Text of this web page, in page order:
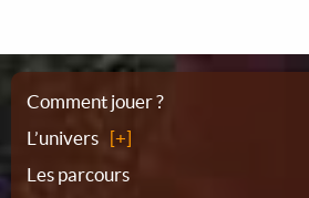
Plan
du
Comment jouer ?
L’univers
Les parcours